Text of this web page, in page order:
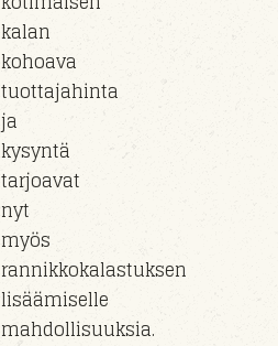
kalan
kohoava
tuottajahinta
ja
kysyntä
tarjoavat
nyt
myös
rannikkokalastuksen
lisäämiselle
mahdollisuuksia.